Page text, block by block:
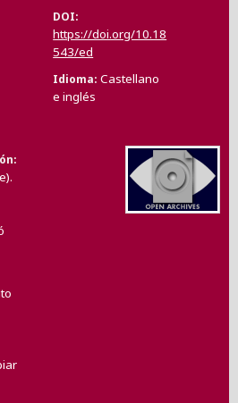
DOI
https://doi.org/10.18
543/ed
Idioma Castellano
e inglés